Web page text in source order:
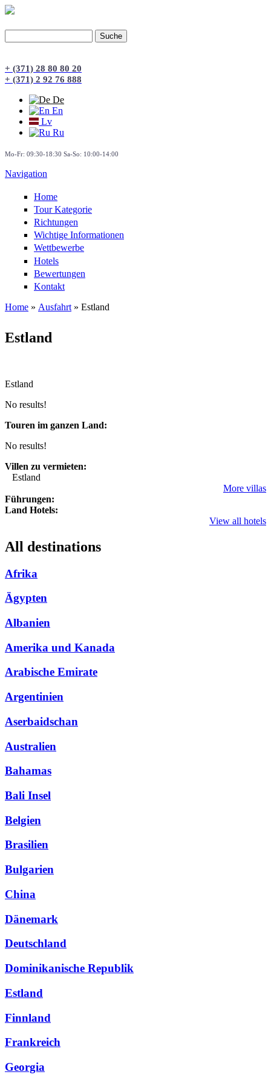
+ (371) 28 80 80 20
+ (371) 2 92 76 888
De
En
Lv
Ru
Mo-Fr: 09:30-18:30 Sa-So: 10:00-14:00
Navigation
Home
Tour Kategorie
Richtungen
Wichtige Informationen
Wettbewerbe
Hotels
Bewertungen
Kontakt
Home » Ausfahrt » Estland
Estland
Estland
No results!
Touren im ganzen Land:
No results!
Villen zu vermieten:
Estland
More villas
Führungen:
Land Hotels:
View all hotels
All destinations
Afrika
Ägypten
Albanien
Amerika und Kanada
Arabische Emirate
Argentinien
Aserbaidschan
Australien
Bahamas
Bali Insel
Belgien
Brasilien
Bulgarien
China
Dänemark
Deutschland
Dominikanische Republik
Estland
Finnland
Frankreich
Georgia